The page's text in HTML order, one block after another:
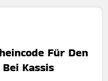
Für Den
Kassis